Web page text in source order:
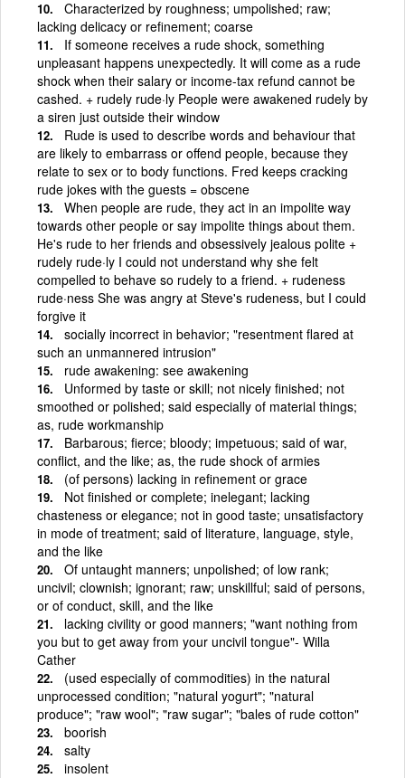
Characterized by roughness; umpolished; raw;
lacking delicacy or refinement; coarse
If someone receives a rude shock, something
unpleasant happens unexpectedly. It will come as a rude
shock when their salary or income-tax refund cannot be
cashed. + rudely rude·ly People were awakened rudely by
a siren just outside their window
Rude is used to describe words and behaviour that
are likely to embarrass or offend people, because they
relate to sex or to body functions. Fred keeps cracking
rude jokes with the guests = obscene
When people are rude, they act in an impolite way
towards other people or say impolite things about them.
He's rude to her friends and obsessively jealous polite +
rudely rude·ly I could not understand why she felt
compelled to behave so rudely to a friend. + rudeness
rude·ness She was angry at Steve's rudeness, but I could
forgive it
socially incorrect in behavior; "resentment flared at
such an unmannered intrusion"
rude awakening: see awakening
Unformed by taste or skill; not nicely finished; not
smoothed or polished; said especially of material things;
as, rude workmanship
Barbarous; fierce; bloody; impetuous; said of war,
conflict, and the like; as, the rude shock of armies
(of persons) lacking in refinement or grace
Not finished or complete; inelegant; lacking
chasteness or elegance; not in good taste; unsatisfactory
in mode of treatment; said of literature, language, style,
and the like
Of untaught manners; unpolished; of low rank;
uncivil; clownish; ignorant; raw; unskillful; said of persons,
or of conduct, skill, and the like
lacking civility or good manners; "want nothing from
you but to get away from your uncivil tongue"- Willa
Cather
(used especially of commodities) in the natural
unprocessed condition; "natural yogurt"; "natural
produce"; "raw wool"; "raw sugar"; "bales of rude cotton"
boorish
salty
insolent